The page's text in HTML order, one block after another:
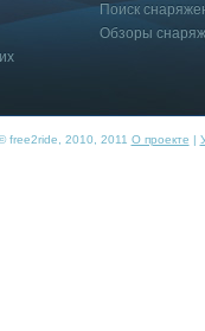
Поиск
Обзоры
free2ride, 2010, 2011 О проекте |